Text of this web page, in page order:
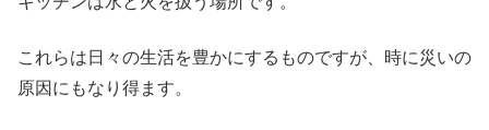
これらは日々の生活を豊かにするものですが、時に災いの
原因にもなり得ます。